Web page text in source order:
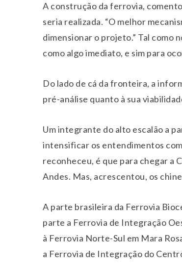
A construção da ferrovia,
seria realizada. “O melhor
dimensionar o projeto.” Tal como
como algo imediato, e sim para
Do lado de cá da fronteira, a
pré-análise quanto à sua
Um integrante do alto escalão a
intensificar os entendimentos
reconheceu, é que para chegar a
Andes. Mas, acrescentou, os
A parte brasileira da Ferrovia
parte a Ferrovia de Integração
à Ferrovia Norte-Sul em Mara
a Ferrovia de Integração do